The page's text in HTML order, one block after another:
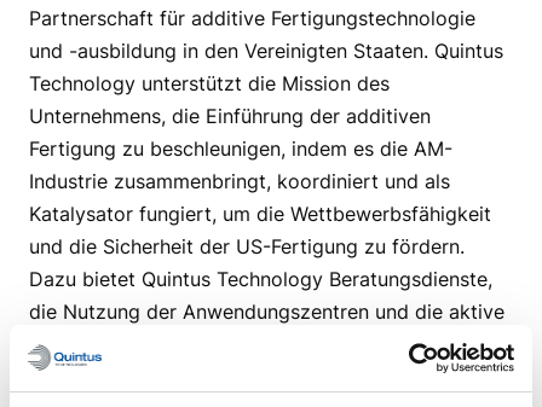
Partnerschaft für additive Fertigungstechnologie
und -ausbildung in den Vereinigten Staaten. Quintus
Technology unterstützt die Mission des
Unternehmens, die Einführung der additiven
Fertigung zu beschleunigen, indem es die AM-
Industrie zusammenbringt, koordiniert und als
Katalysator fungiert, um die Wettbewerbsfähigkeit
und die Sicherheit der US-Fertigung zu fördern.
Dazu bietet Quintus Technology Beratungsdienste,
die Nutzung der Anwendungszentren und die aktive
Beteiligung an zahlreichen America Makes-
Veranstaltungen, Arbeitsgruppen und